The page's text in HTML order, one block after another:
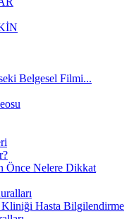
Belgesel Filmi...
Önce Nelere Dikkat
Kliniği Hasta Bilgilendirme